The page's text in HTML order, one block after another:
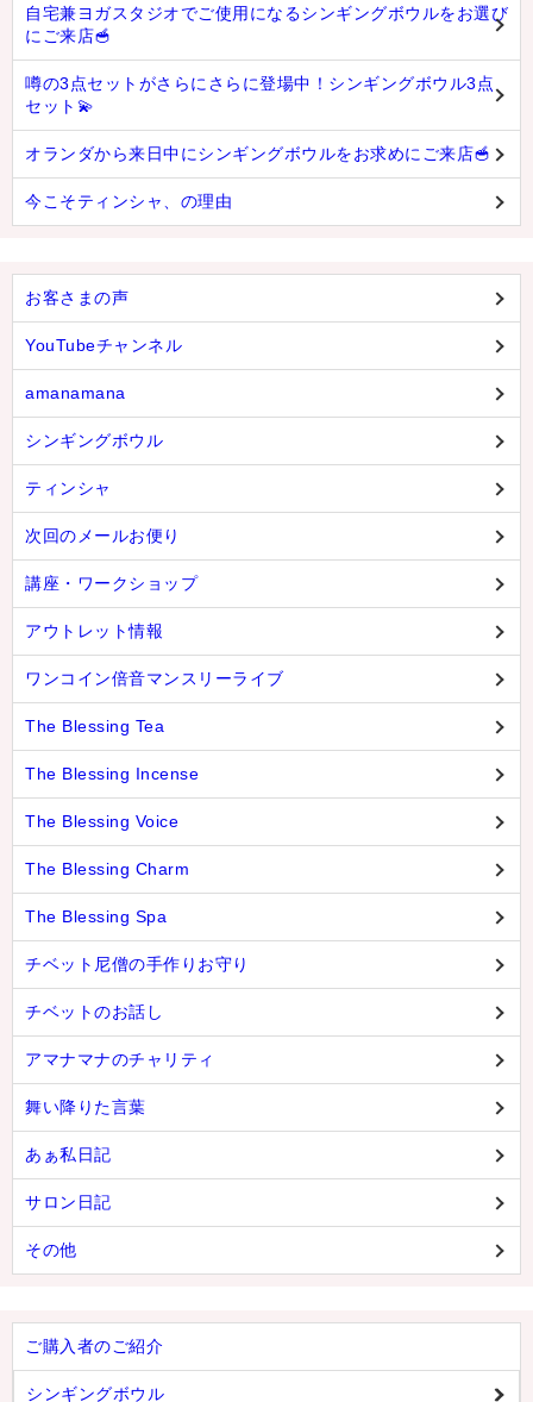
自宅兼ヨガスタジオでご使用になるシンギングボウルをお選び
にご来店🥣
噂の3点セットがさらにさらに登場中！シンギングボウル3点
セット💫
オランダから来日中にシンギングボウルをお求めにご来店🥣
今こそティンシャ、の理由
お客さまの声
YouTubeチャンネル
amanamana
シンギングボウル
ティンシャ
次回のメールお便り
講座・ワークショップ
アウトレット情報
ワンコイン倍音マンスリーライブ
The Blessing Tea
The Blessing Incense
The Blessing Voice
The Blessing Charm
The Blessing Spa
チベット尼僧の手作りお守り
チベットのお話し
アマナマナのチャリティ
舞い降りた言葉
あぁ私日記
サロン日記
その他
ご購入者のご紹介
シンギングボウル